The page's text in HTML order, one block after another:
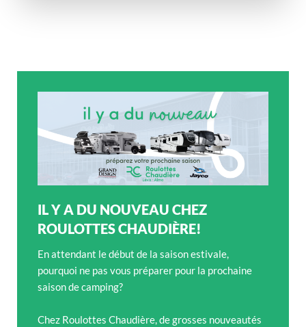
IL Y A DU NOUVEAU CHEZ
ROULOTTES CHAUDIÈRE!
En attendant le début de la saison estivale,
pourquoi ne pas vous préparer pour la prochaine
saison de camping?
Chez Roulottes Chaudière, de grosses nouveautés